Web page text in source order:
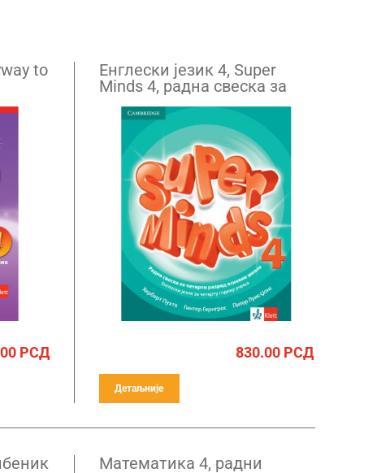
to
РСД
Енглески језик 4, Super
Minds 4, радна свеска за
четврти разред са QR
кодом
830.00РСД
Детаљније
Математика 4, радни